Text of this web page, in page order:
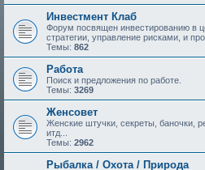
Инвестмент Клаб
Форум посвящен инвестированию в
стратегии, управление рисками, и
Темы: 862
Работа
Поиск и предложения по работе.
Темы: 3269
Женсовет
Женские штучки, секреты, баночки,
итд...
Темы: 2962
Рыбалка / Охота / Природа